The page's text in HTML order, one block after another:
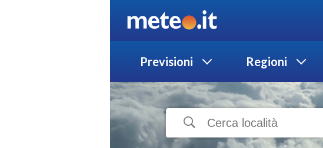
Previsioni Regioni